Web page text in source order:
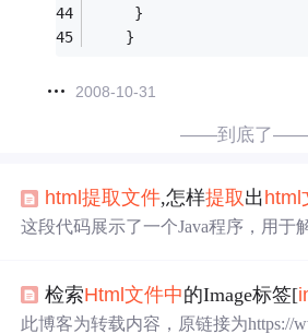
     }
    }
2008-10-31
——到底了
html提取文件,怎样提取出 html
这段代码展示了一个Java程序，用于
MG`来获取图片的源地址。
检索Html文件中的Image标签[
此博客为转载内容，原链接为https://